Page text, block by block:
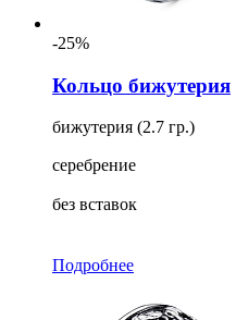
-25%
Кольцо бижутерия
бижутерия (2.7 гр.)
серебрение
без вставок
Подробнее